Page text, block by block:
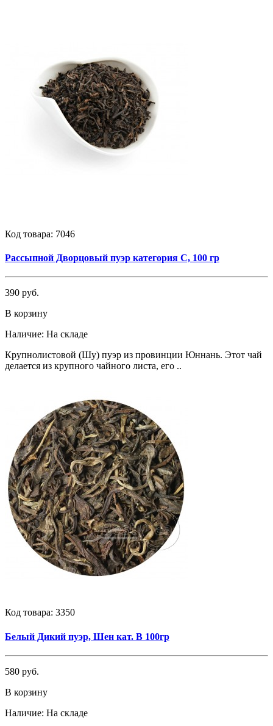
Код товара: 7046
Рассыпной Дворцовый пуэр категория С, 100 гр
390 руб.
В корзину
Наличие: На складе
Крупнолистовой (Шу) пуэр из провинции Юннань. Этот чай
делается из крупного чайного листа, его ..
Код товара: 3350
Белый Дикий пуэр, Шен кат. В 100гр
580 руб.
В корзину
Наличие: На складе